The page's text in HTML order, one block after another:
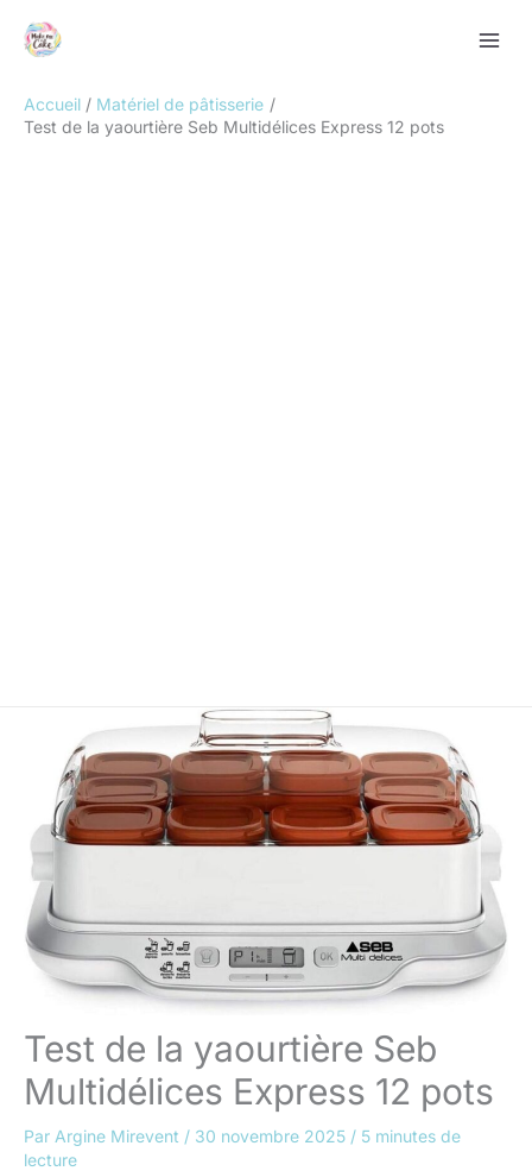
Accueil
Matériel de pâtisserie
Test de la yaourtière Seb Multidélices Express 12 pots
Test de la yaourtière Seb
Multidélices Express 12 pots
Par Argine Mirevent / 30 novembre 2025 / 5 minutes de
lecture